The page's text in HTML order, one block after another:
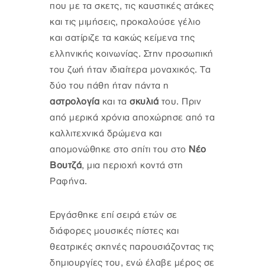
που με τα σκετς, τις καυστικές ατάκες
και τις μιμήσεις, προκαλούσε γέλιο
και σατίριζε τα κακώς κείμενα της
ελληνικής κοινωνίας. Στην προσωπική
του ζωή ήταν ιδιαίτερα μοναχικός. Τα
δύο του πάθη ήταν πάντα η
αστρολογία και τα σκυλιά του. Πριν
από μερικά χρόνια αποχώρησε από τα
καλλιτεχνικά δρώμενα και
απομονώθηκε στο σπίτι του στο Νέο
Βουτζά, μια περιοχή κοντά στη
Ραφήνα.
Εργάσθηκε επί σειρά ετών σε
διάφορες μουσικές πίστες και
θεατρικές σκηνές παρουσιάζοντας τις
δημιουργίες του, ενώ έλαβε μέρος σε